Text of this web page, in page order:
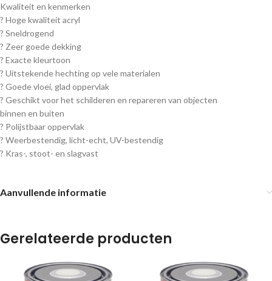
Kwaliteit en kenmerken
? Hoge kwaliteit acryl
? Sneldrogend
? Zeer goede dekking
? Exacte kleurtoon
? Uitstekende hechting op vele materialen
? Goede vloei, glad oppervlak
? Geschikt voor het schilderen en repareren van objecten
binnen en buiten
? Polijstbaar oppervlak
? Weerbestendig, licht-echt, UV-bestendig
? Kras-, stoot- en slagvast
Aanvullende informatie
Gerelateerde producten